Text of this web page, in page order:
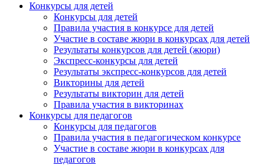
Конкурсы для детей
Конкурсы для детей
Правила участия в конкурсе для детей
Участие в составе жюри в конкурсах для детей
Результаты конкурсов для детей (жюри)
Экспресс-конкурсы для детей
Результаты экспресс-конкурсов для детей
Викторины для детей
Результаты викторин для детей
Правила участия в викторинах
Конкурсы для педагогов
Конкурсы для педагогов
Правила участия в педагогическом конкурсе
Участие в составе жюри в конкурсах для
педагогов